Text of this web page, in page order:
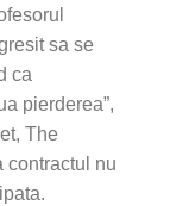
sa se
ca
pierderea”,
The
contractul nu